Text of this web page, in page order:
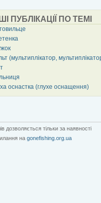
ПУБЛІКАЦІЇ ПО ТЕМІ
(мультиплікатор,
оснастка (глухе оснащення)
дозволяється тільки за наявності
на gonefishing.org.ua